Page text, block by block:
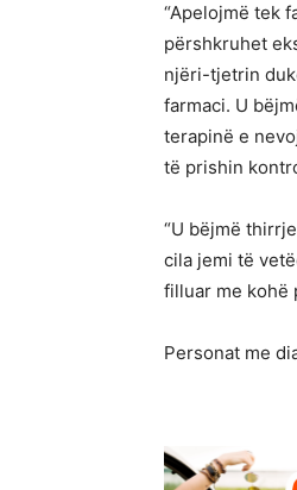
“Apelojmë tek
përshkruhet
njëri-tjetrin
farmaci. U
terapinë e
të prishin
“U bëjmë
cila jemi të
filluar me kohë
Personat me